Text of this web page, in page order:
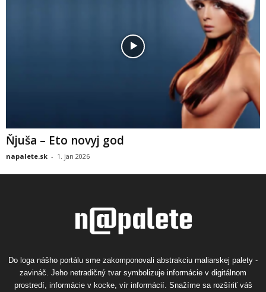
Ňjuša – Eto novyj god
napalete.sk - 1. jan 2026
Do loga nášho portálu sme zakomponovali abstrakciu maliarskej palety -
zavináč. Jeho netradičný tvar symbolizuje informácie v digitálnom
prostredí, informácie v kocke, vír informácií. Snažíme sa rozšíriť váš